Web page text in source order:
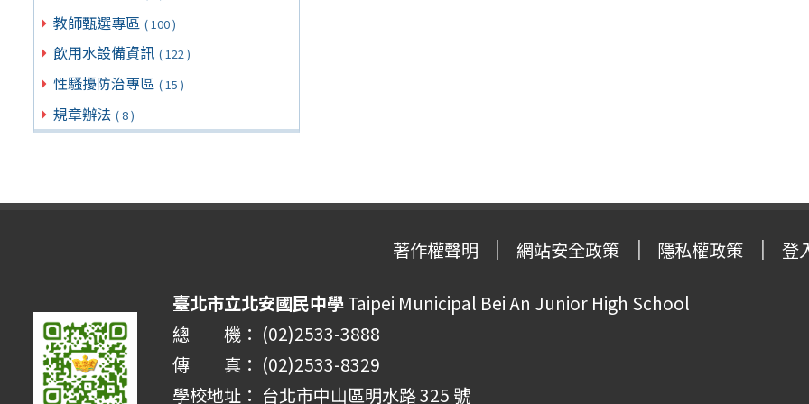
教師甄選專區 ( 100 )
飲用水設備資訊 ( 122 )
性騷擾防治專區 ( 15 )
規章辦法 ( 8 )
著作權聲明 網站安全政策 隱私權政策 登
臺北市立北安國民中學Taipei Municipal Bei An Junior High School
總 機： (02)2533-3888
傳 真： (02)2533-8329
學校地址： 台北市中山區明水路 325 號